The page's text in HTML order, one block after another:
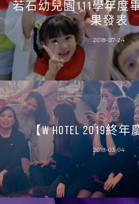
若石幼兒園111學年度
果發表
2018-07-24
【W HOTEL 2019終年
2018-03-04